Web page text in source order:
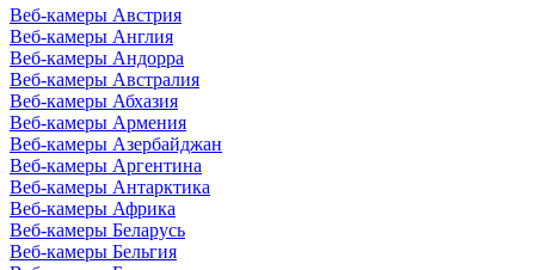
Веб-камеры Австрия
Веб-камеры Англия
Веб-камеры Андорра
Веб-камеры Австралия
Веб-камеры Абхазия
Веб-камеры Армения
Веб-камеры Азербайджан
Веб-камеры Аргентина
Веб-камеры Антарктика
Веб-камеры Африка
Веб-камеры Беларусь
Веб-камеры Бельгия